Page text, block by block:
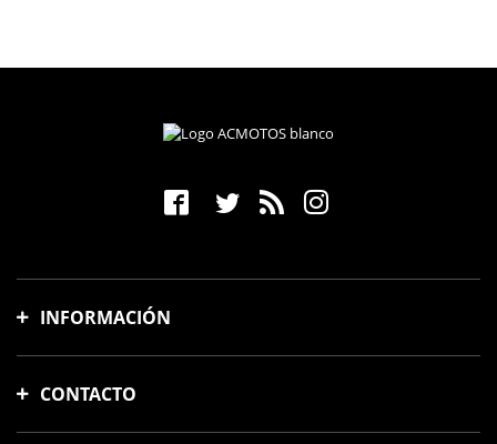
INFORMACIÓN
Formas de pago
CONTACTO